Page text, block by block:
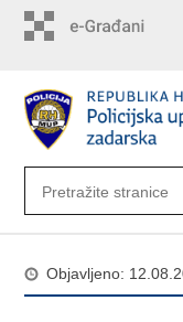
Objavljeno: